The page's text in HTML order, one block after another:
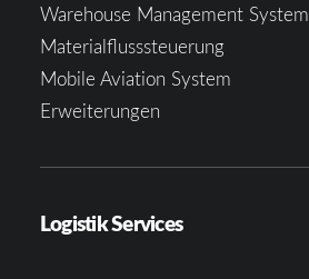
Warehouse Management System
Materialflusssteuerung
Mobile Aviation System
Erweiterungen
Logistik Services